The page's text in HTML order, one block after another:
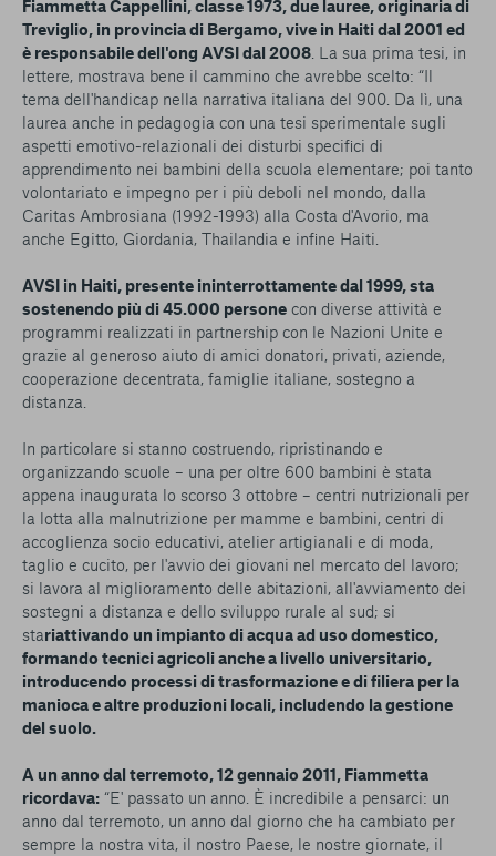
Fiammetta Cappellini, classe 1973, due lauree, originaria di
Treviglio, in provincia di Bergamo, vive in Haiti dal 2001 ed
è responsabile dell'ong AVSI dal 2008 . La sua prima tesi, in
lettere, mostrava bene il cammino che avrebbe scelto: “Il
tema dell'handicap nella narrativa italiana del 900. Da lì, una
laurea anche in pedagogia con una tesi sperimentale sugli
aspetti emotivo-relazionali dei disturbi specifici di
apprendimento nei bambini della scuola elementare; poi tanto
volontariato e impegno per i più deboli nel mondo, dalla
Caritas Ambrosiana (1992-1993) alla Costa d'Avorio, ma
anche Egitto, Giordania, Thailandia e infine Haiti.
AVSI in Haiti, presente ininterrottamente dal 1999, sta
sostenendo più di 45.000 persone con diverse attività e
programmi realizzati in partnership con le Nazioni Unite e
grazie al generoso aiuto di amici donatori, privati, aziende,
cooperazione decentrata, famiglie italiane, sostegno a
distanza.
In particolare si stanno costruendo, ripristinando e
organizzando scuole – una per oltre 600 bambini è stata
appena inaugurata lo scorso 3 ottobre – centri nutrizionali per
la lotta alla malnutrizione per mamme e bambini, centri di
accoglienza socio educativi, atelier artigianali e di moda,
taglio e cucito, per l'avvio dei giovani nel mercato del lavoro;
si lavora al miglioramento delle abitazioni, all'avviamento dei
sostegni a distanza e dello sviluppo rurale al sud; si
stariattivando un impianto di acqua ad uso domestico,
formando tecnici agricoli anche a livello universitario,
introducendo processi di trasformazione e di filiera per la
manioca e altre produzioni locali, includendo la gestione
del suolo.
A un anno dal terremoto, 12 gennaio 2011, Fiammetta
ricordava: “E' passato un anno. È incredibile a pensarci: un
anno dal terremoto, un anno dal giorno che ha cambiato per
sempre la nostra vita, il nostro Paese, le nostre giornate, il